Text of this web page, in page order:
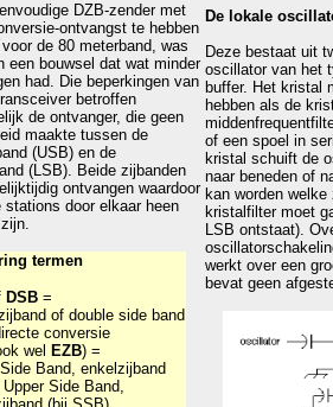
DZB-zender met
ontvangst te hebben
de 80 meterband, was
een bouwsel dat wat minder
had. Die beperkingen van
betroffen
de ontvanger, die geen
maakte tussen de
(USB) en de
(LSB). Beide zijbanden
ontvangen waardoor
stations door elkaar heen
termen
DSB =
of double side band
conversie
wel EZB) =
Band, enkelzijband
Side Band,
De lokale
Deze bestaat uit
oscillator van het
buffer. Het kristal
hebben als de
of een spoel in
kristal schuift de
naar beneden of
kan worden
kristalfilter moet
LSB ontstaat).
werkt over een
bevat geen